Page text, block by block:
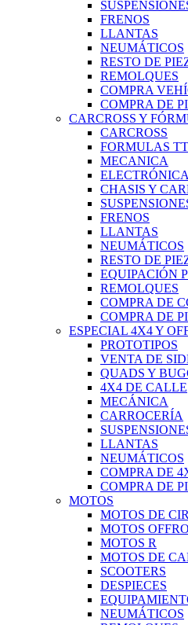
FRENOS
LLANTAS
NEUMÁTICOS
RESTO DE
REMOLQUES
COMPRA
COMPRA DE
CARCROSS Y
CARCROSS
FORMULAS
MECANICA
ELECTRÓNICA
CHASIS Y
FRENOS
LLANTAS
NEUMÁTICOS
RESTO DE
EQUIPACIÓN
REMOLQUES
COMPRA DE
COMPRA DE
ESPECIAL 4X4 Y
PROTOTIPOS
VENTA DE
QUADS Y
4X4 DE CALLE
MECÁNICA
CARROCERÍA
LLANTAS
NEUMÁTICOS
COMPRA DE
COMPRA DE
MOTOS
MOTOS DE
MOTOS
MOTOS R
MOTOS DE
SCOOTERS
DESPIECES
NEUMÁTICOS